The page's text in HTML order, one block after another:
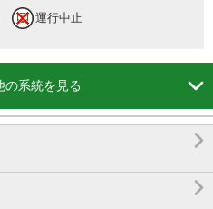
運行中止
の系統を見る 

